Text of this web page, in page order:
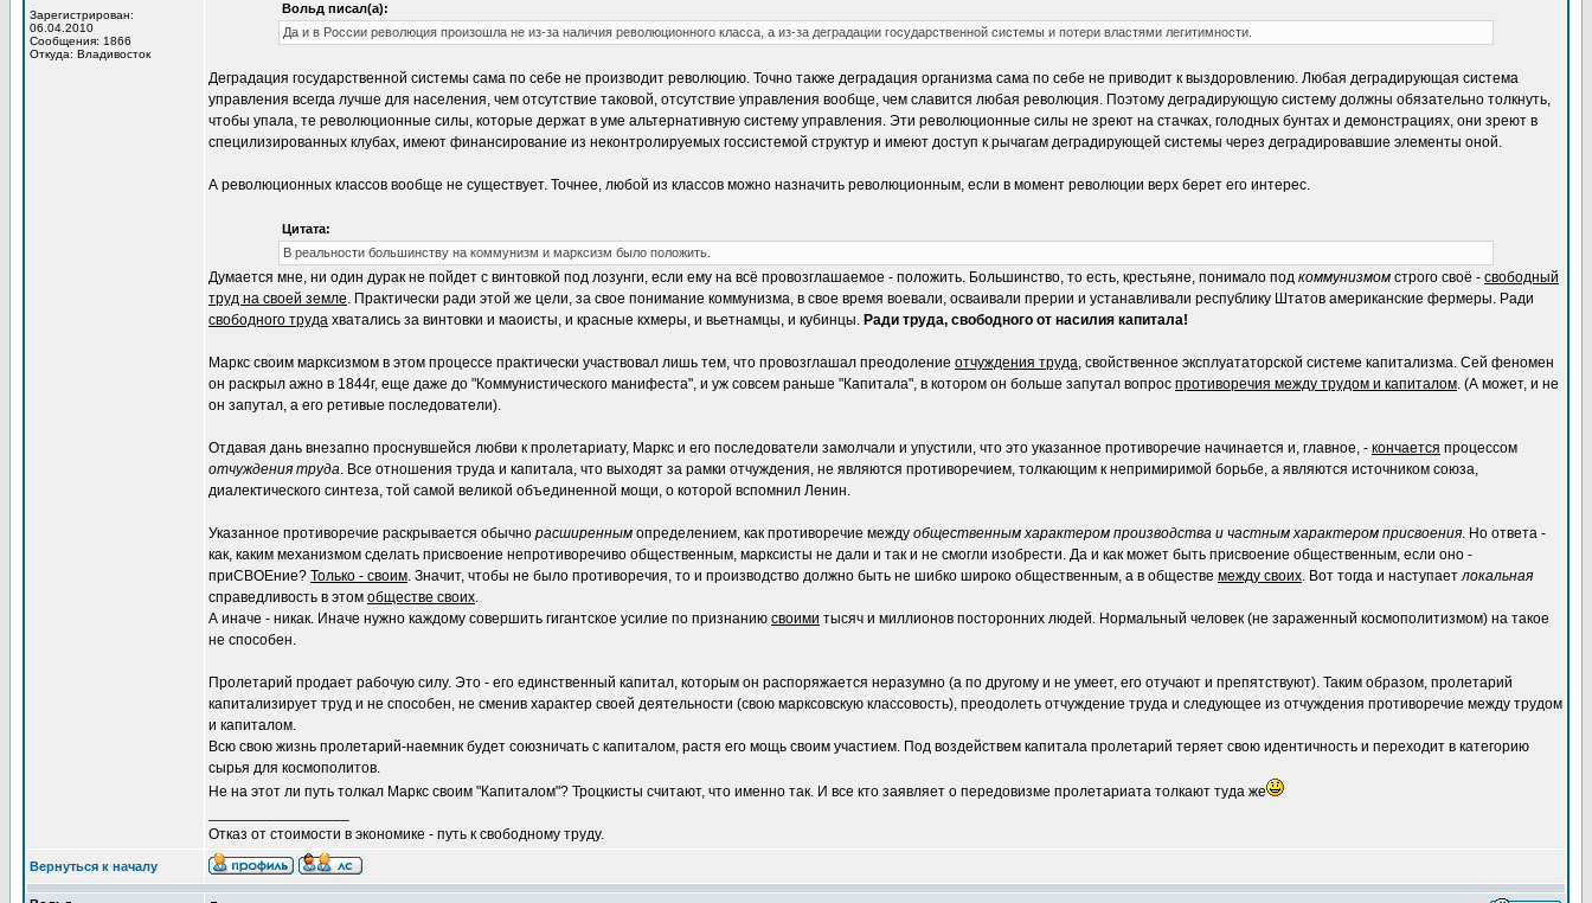
Зарегистрирован:
06.04.2010
Сообщения: 1866
Откуда: Владивосток
Вольд писал(а):
Да и в России революция произошла не из-за наличия революционного класса, а из-за деградации государственной системы и потери властями легитимности.
Деградация государственной системы сама по себе не производит революцию. Точно также деградация организма сама по себе не приводит к выздоровлению. Любая деградирующая система
управления всегда лучше для населения, чем отсутствие таковой, отсутствие управления вообще, чем славится любая революция. Поэтому деградирующую систему должны обязательно толкнуть,
чтобы упала, те революционные силы, которые держат в уме альтернативную систему управления. Эти революционные силы не зреют на стачках, голодных бунтах и демонстрациях, они зреют в
специлизированных клубах, имеют финансирование из неконтролируемых госсистемой структур и имеют доступ к рычагам деградирующей системы через деградировавшие элементы оной.
А революционных классов вообще не существует. Точнее, любой из классов можно назначить революционным, если в момент революции верх берет его интерес.
Цитата:
В реальности большинству на коммунизм и марксизм было положить.
Думается мне, ни один дурак не пойдет с винтовкой под лозунги, если ему на всё провозглашаемое - положить. Большинство, то есть, крестьяне, понимало под коммунизмом строго своё - свободный
труд на своей земле. Практически ради этой же цели, за свое понимание коммунизма, в свое время воевали, осваивали прерии и устанавливали республику Штатов американские фермеры. Ради
свободного труда хватались за винтовки и маоисты, и красные кхмеры, и вьетнамцы, и кубинцы. Ради труда, свободного от насилия капитала!
Маркс своим марксизмом в этом процессе практически участвовал лишь тем, что провозглашал преодоление отчуждения труда, свойственное эксплуататорской системе капитализма. Сей феномен
он раскрыл ажно в 1844г, еще даже до "Коммунистического манифеста", и уж совсем раньше "Капитала", в котором он больше запутал вопрос противоречия между трудом и капиталом. (А может, и не
он запутал, а его ретивые последователи).
Отдавая дань внезапно проснувшейся любви к пролетариату, Маркс и его последователи замолчали и упустили, что это указанное противоречие начинается и, главное, - кончается процессом
отчуждения труда. Все отношения труда и капитала, что выходят за рамки отчуждения, не являются противоречием, толкающим к непримиримой борьбе, а являются источником союза,
диалектического синтеза, той самой великой объединенной мощи, о которой вспомнил Ленин.
Указанное противоречие раскрывается обычно расширенным определением, как противоречие между общественным характером производства и частным характером присвоения. Но ответа -
как, каким механизмом сделать присвоение непротиворечиво общественным, марксисты не дали и так и не смогли изобрести. Да и как может быть присвоение общественным, если оно -
приСВОЕние? Только - своим. Значит, чтобы не было противоречия, то и производство должно быть не шибко широко общественным, а в обществе между своих. Вот тогда и наступаетлокальная
справедливость в этом обществе своих.
А иначе - никак. Иначе нужно каждому совершить гигантское усилие по признанию своими тысяч и миллионов посторонних людей. Нормальный человек (не зараженный космополитизмом) на такое
не способен.
Пролетарий продает рабочую силу. Это - его единственный капитал, которым он распоряжается неразумно (а по другому и не умеет, его отучают и препятствуют). Таким образом, пролетарий
капитализирует труд и не способен, не сменив характер своей деятельности (свою марксовскую классовость), преодолеть отчуждение труда и следующее из отчуждения противоречие между трудом
и капиталом.
Всю свою жизнь пролетарий-наемник будет союзничать с капиталом, растя его мощь своим участием. Под воздействем капитала пролетарий теряет свою идентичность и переходит в категорию
сырья для космополитов.
Не на этот ли путь толкал Маркс своим "Капиталом"? Троцкисты считают, что именно так. И все кто заявляет о передовизме пролетариата толкают туда же
Отказ от стоимости в экономике - путь к свободному труду.
Вернуться к началу